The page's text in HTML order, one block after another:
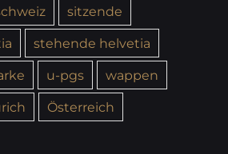
sitzende
stehende helvetia
u-pgs
wappen
Österreich